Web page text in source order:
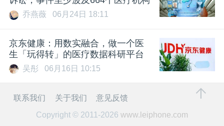
乔燕薇 06月24日 18:11
京东健康：用数实融合，做一个医
生「玩得转」的医疗数据科研平台
吴彤 06月16日 10:15
联系我们 关于我们
意见反馈
Copyright © 2011-2026 www.leiphone.com